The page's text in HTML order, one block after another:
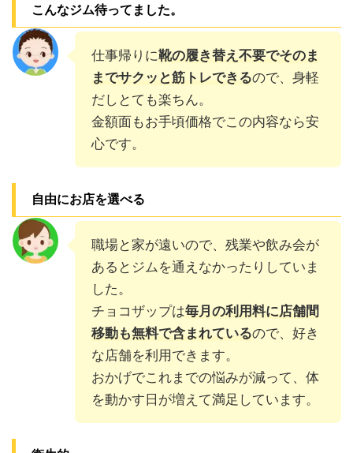
こんなジム待ってました。
仕事帰りに靴の履き替え不要でそのま
までサクッと筋トレできるので、身軽
だしとても楽ちん。
金額面もお手頃価格でこの内容なら安
心です。
自由にお店を選べる
職場と家が遠いので、残業や飲み会が
あるとジムを通えなかったりしていま
した。
チョコザップは毎月の利用料に店舗間
移動も無料で含まれているので、好き
な店舗を利用できます。
おかげでこれまでの悩みが減って、体
を動かす日が増えて満足しています。